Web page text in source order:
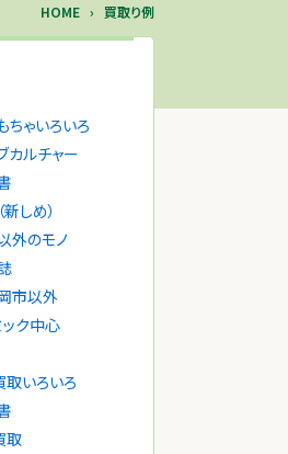
HOME 買取り例
ゃいろいろ
カルチャー
しめ）
外のモノ
市以外
ク中心
取いろいろ
取